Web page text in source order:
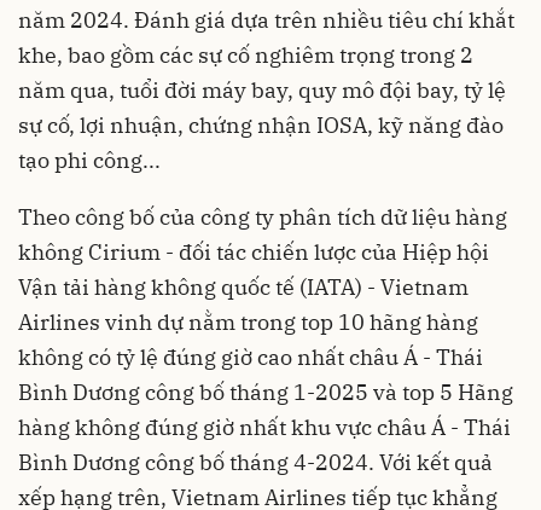
năm 2024. Đánh giá dựa trên nhiều tiêu chí khắt
khe, bao gồm các sự cố nghiêm trọng trong 2
năm qua, tuổi đời máy bay, quy mô đội bay, tỷ lệ
sự cố, lợi nhuận, chứng nhận IOSA, kỹ năng đào
tạo phi công...
Theo công bố của công ty phân tích dữ liệu hàng
không Cirium - đối tác chiến lược của Hiệp hội
Vận tải hàng không quốc tế (IATA) - Vietnam
Airlines vinh dự nằm trong top 10 hãng hàng
không có tỷ lệ đúng giờ cao nhất châu Á - Thái
Bình Dương công bố tháng 1-2025 và top 5 Hãng
hàng không đúng giờ nhất khu vực châu Á - Thái
Bình Dương công bố tháng 4-2024. Với kết quả
xếp hạng trên, Vietnam Airlines tiếp tục khẳng